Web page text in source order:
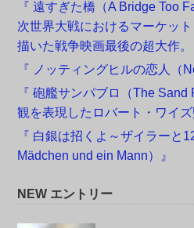
『 遠すぎた橋（A Bridge Too
次世界大戦におけるマーケッ
描いた戦争映画最後の超大作。
『 ノッティングヒルの恋人（
『 砲艦サンパブロ（The
観を表現したロバート・ワイ
『 白銀は招くよ～ザイラーと
Mädchen und ein Mann）』
NEW エントリー